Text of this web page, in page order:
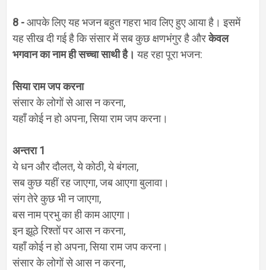
8 -आपके लिए यह भजन बहुत गहरा भाव लिए हुए आया है। इसमें
यह सीख दी गई है कि संसार में सब कुछ क्षणभंगुर है औरकेवल
भगवान का नाम ही सच्चा साथी है। यह रहा पूरा भजन:
सिया राम जप करना
संसार के लोगों से आस न करना,
यहाँ कोई न हो अपना,सिया राम जप करना।
अन्तरा1
ये धन और दौलत,ये कोठी,ये बंगला,
सब कुछ यहीं रह जाएगा,जब आएगा बुलावा।
संग तेरे कुछ भी न जाएगा,
बस नाम प्रभु का ही काम आएगा।
इन झूठे रिश्तों पर आस न करना,
यहाँ कोई न हो अपना,सिया राम जप करना।
संसार के लोगों से आस न करना,